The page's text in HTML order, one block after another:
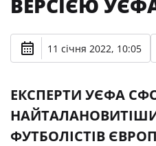
ВЕРСІЄЮ
11 січня 2022, 10:05
ЕКСПЕРТИ УЄФА
ФУТБОЛІСТІВ